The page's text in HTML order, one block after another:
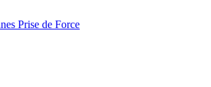
Prise de Force